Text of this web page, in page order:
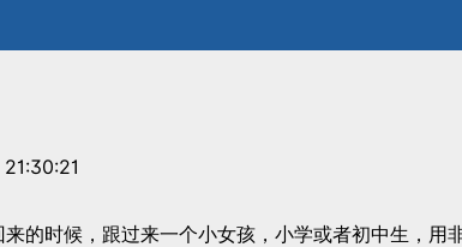
的时候，跟过来一个小女孩，小学或者初中生，用